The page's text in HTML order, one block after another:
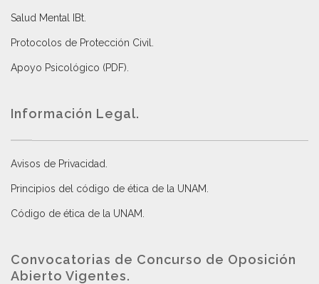
Salud Mental IBt
Protocolos de Protección Civil
Apoyo Psicológico (PDF)
Información Legal.
Avisos de Privacidad
Principios del código de ética de la UNAM
Código de ética de la UNAM
Convocatorias de Concurso de Oposición
Abierto Vigentes.